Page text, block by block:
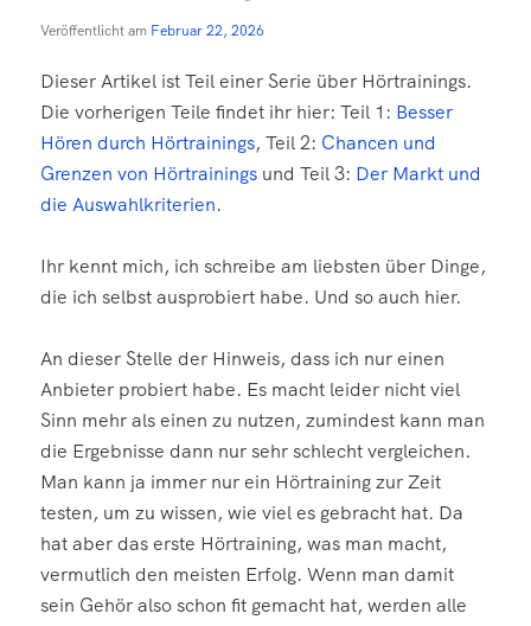
Veröffentlicht am Februar 22, 2026
Dieser Artikel ist Teil einer Serie über Hörtrainings.
Die vorherigen Teile findet ihr hier: Teil 1: Besser
Hören durch Hörtrainings, Teil 2: Chancen und
Grenzen von Hörtrainings und Teil 3: Der Markt und
die Auswahlkriterien.
Ihr kennt mich, ich schreibe am liebsten über Dinge,
die ich selbst ausprobiert habe. Und so auch hier.
An dieser Stelle der Hinweis, dass ich nur einen
Anbieter probiert habe. Es macht leider nicht viel
Sinn mehr als einen zu nutzen, zumindest kann man
die Ergebnisse dann nur sehr schlecht vergleichen.
Man kann ja immer nur ein Hörtraining zur Zeit
testen, um zu wissen, wie viel es gebracht hat. Da
hat aber das erste Hörtraining, was man macht,
vermutlich den meisten Erfolg. Wenn man damit
sein Gehör also schon fit gemacht hat, werden alle